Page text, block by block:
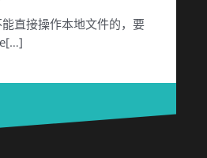
直接操作本地文件的，要